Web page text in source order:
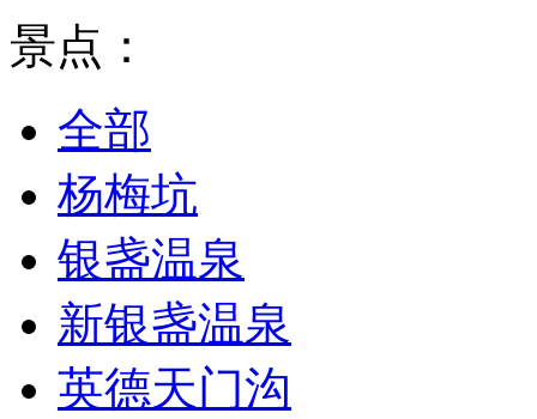
景点：
全部
杨梅坑
银盏温泉
新银盏温泉
英德天门沟